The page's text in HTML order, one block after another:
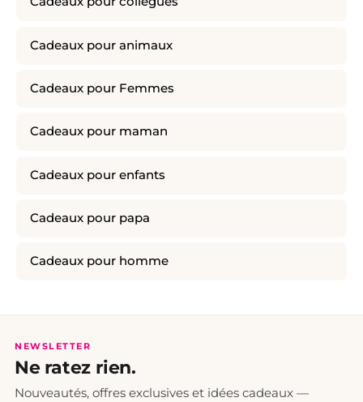
Cadeaux pour animaux
Cadeaux pour Femmes
Cadeaux pour maman
Cadeaux pour enfants
Cadeaux pour papa
Cadeaux pour homme
NEWSLETTER
Ne ratez rien.
Nouveautés, offres exclusives et idées cadeaux —